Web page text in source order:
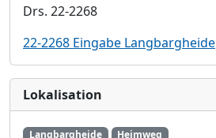
Drs. 22-2268
22-2268 Eingabe Langbargheide
Lokalisation
Langbargheide Heimweg